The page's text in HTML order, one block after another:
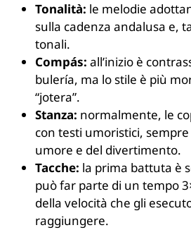
Tonalità: le melodie
sulla cadenza andalusa e,
tonali.
Compás: all’inizio è
bulería, ma lo stile è più
“jotera”.
Stanza: normalmente, le
con testi umoristici,
umore e del divertimento.
Tacche: la prima battuta è
può far parte di un tempo
della velocità che gli
raggiungere.